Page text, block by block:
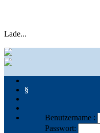
Lade...
§
Benutzername :
Passwort: